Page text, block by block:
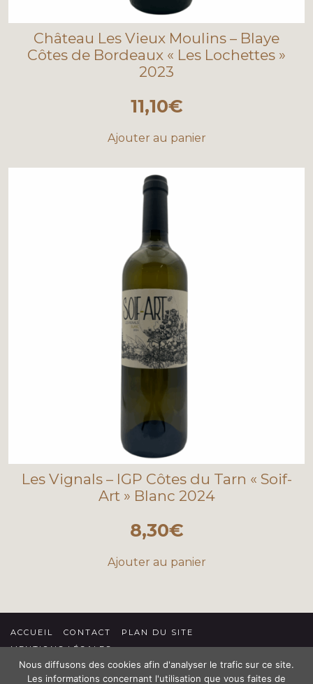
Château Les Vieux Moulins – Blaye
Côtes de Bordeaux « Les Lochettes »
2023
11,10€
Ajouter au panier
Les Vignals – IGP Côtes du Tarn « Soif-
Art » Blanc 2024
8,30€
Ajouter au panier
ACCUEIL CONTACT
PLAN DU SITE
MENTIONS LÉGALES
CONDITIONS GÉNÉRALES DE VENTE
Nous diffusons des cookies afin d'analyser le trafic sur ce site.
Les informations concernant l'utilisation que vous faites de